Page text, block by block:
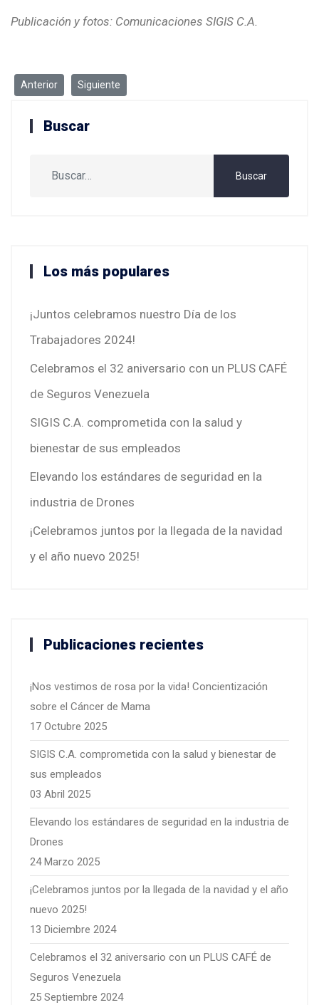
Publicación y fotos: Comunicaciones SIGIS C.A.
Artículo anterior: ¡Oficialmente somos ROC 0003!
Anterior Artículo siguiente: SIGIS y Paraíso F.C. Sub-
Siguiente
Buscar
Buscar
Los más populares
¡Juntos celebramos nuestro Día de los
Trabajadores 2024!
Celebramos el 32 aniversario con un PLUS CAFÉ
de Seguros Venezuela
SIGIS C.A. comprometida con la salud y
bienestar de sus empleados
Elevando los estándares de seguridad en la
industria de Drones
¡Celebramos juntos por la llegada de la navidad
y el año nuevo 2025!
Publicaciones recientes
¡Nos vestimos de rosa por la vida! Concientización
sobre el Cáncer de Mama
17 Octubre 2025
SIGIS C.A. comprometida con la salud y bienestar de
sus empleados
03 Abril 2025
Elevando los estándares de seguridad en la industria de
Drones
24 Marzo 2025
¡Celebramos juntos por la llegada de la navidad y el año
nuevo 2025!
13 Diciembre 2024
Celebramos el 32 aniversario con un PLUS CAFÉ de
Seguros Venezuela
25 Septiembre 2024